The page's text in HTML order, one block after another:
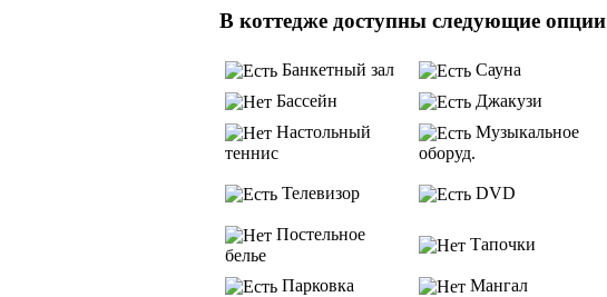
В коттедже доступны следующие опции
Банкетный зал Сауна
Бассейн
Джакузи
Настольный
теннис
Музыкальное
оборуд.
Телевизор DVD
Постельное
белье
Тапочки
Парковка Мангал